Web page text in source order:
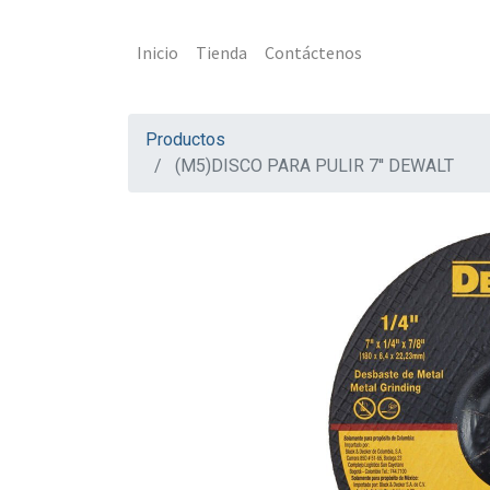
Inicio Tienda Contáctenos
Productos
(M5)DISCO PARA PULIR 7'' DEWALT